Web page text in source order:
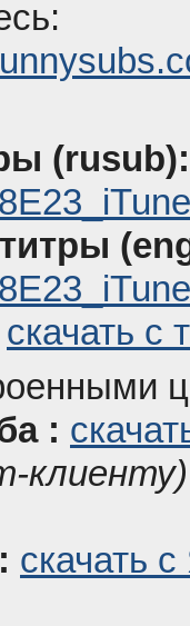
(rusub):
скачать с
:
клиенту)
скачать